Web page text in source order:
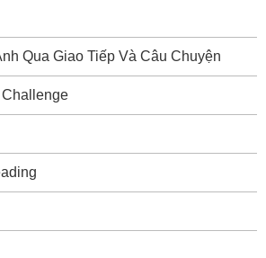
Qua Giao Tiếp Và Câu Chuyện
Challenge